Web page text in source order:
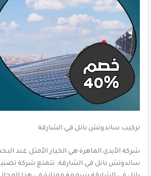
تركيب ساندوتش بانل في الشارقة
شركة الأيدي الماهرة هي الخيار الأمثل عند
ساندوتش بانل في الشارقة. تتمتع شركة